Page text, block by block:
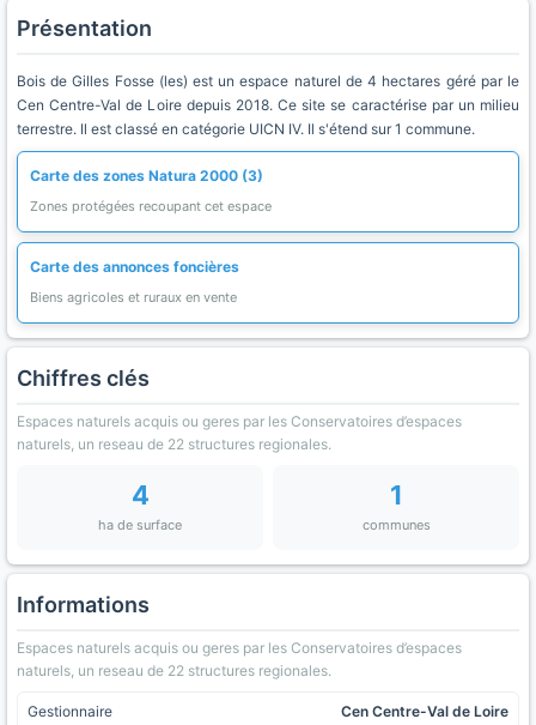
Présentation
Bois de Gilles Fosse (les) est un espace naturel de 4 hectares géré par le
Cen Centre-Val de Loire depuis 2018. Ce site se caractérise par un milieu
terrestre. Il est classé en catégorie UICN IV. Il s'étend sur 1 commune.
Carte des zones Natura 2000 (3)
Zones protégées recoupant cet espace
Carte des annonces foncières
Biens agricoles et ruraux en vente
Chiffres clés
Espaces naturels acquis ou geres par les Conservatoires d’espaces
naturels, un reseau de 22 structures regionales.
4
ha de surface
1
communes
Informations
Espaces naturels acquis ou geres par les Conservatoires d’espaces
naturels, un reseau de 22 structures regionales.
Gestionnaire Cen Centre-Val de Loire